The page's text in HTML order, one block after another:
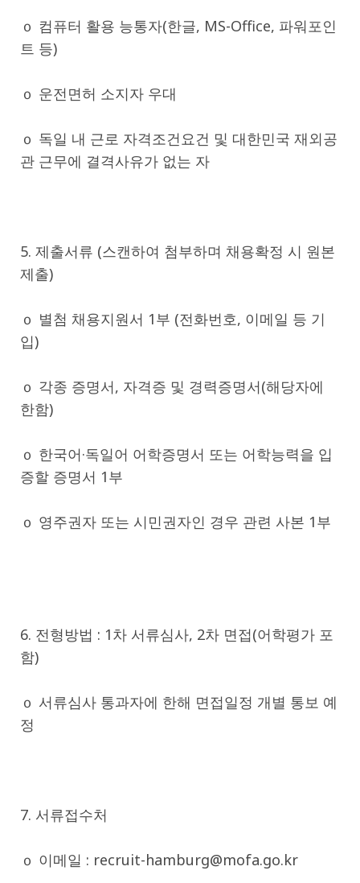
ｏ 컴퓨터 활용 능통자(한글, MS-Office, 파워포인
트 등)
ｏ 운전면허 소지자 우대
ｏ 독일 내 근로 자격조건요건 및 대한민국 재외공
관 근무에 결격사유가 없는 자
5. 제출서류 (스캔하여 첨부하며 채용확정 시 원본
제출)
ｏ 별첨 채용지원서 1부 (전화번호, 이메일 등 기
입)
ｏ 각종 증명서, 자격증 및 경력증명서(해당자에
한함)
ｏ 한국어·독일어 어학증명서 또는 어학능력을 입
증할 증명서 1부
ｏ 영주권자 또는 시민권자인 경우 관련 사본 1부
6. 전형방법 : 1차 서류심사, 2차 면접(어학평가 포
함)
ｏ 서류심사 통과자에 한해 면접일정 개별 통보 예
정
7. 서류접수처
ｏ 이메일 : recruit-hamburg@mofa.go.kr